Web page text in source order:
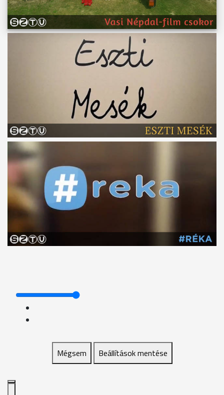
Mégsem Beállítások mentése